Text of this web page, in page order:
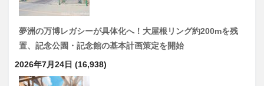
夢洲の万博レガシーが具体化へ！大屋根リング約200mを残
置、記念公園・記念館の基本計画策定を開始
2026年7月24日 (16,938)